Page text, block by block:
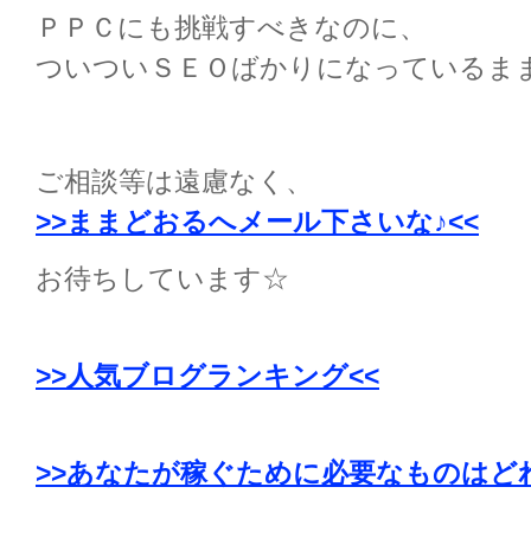
ＰＰＣにも挑戦すべきなのに、
ついついＳＥＯばかりになっているま
ご相談等は遠慮なく、
>>ままどおるへメール下さいな♪<<
お待ちしています☆
>>人気ブログランキング<<
>>あなたが稼ぐために必要なものはど